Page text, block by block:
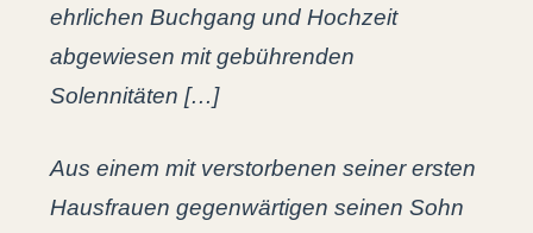
ehrlichen Buchgang und Hochzeit
abgewiesen mit gebührenden
Solennitäten […]
Aus einem mit verstorbenen seiner ersten
Hausfrauen gegenwärtigen seinen Sohn